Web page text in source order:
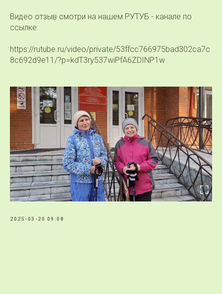
Видео отзыв смотри на нашем РУТУБ - канале по
ссылке:
https://rutube.ru/video/private/53ffcc766975bad302ca7c
8c692d9e11/?p=kdT3ry537wiPfA6ZDINP1w
2025-03-20 09:08